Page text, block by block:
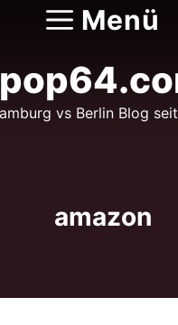
Menü
vs Berlin Blog
amazon